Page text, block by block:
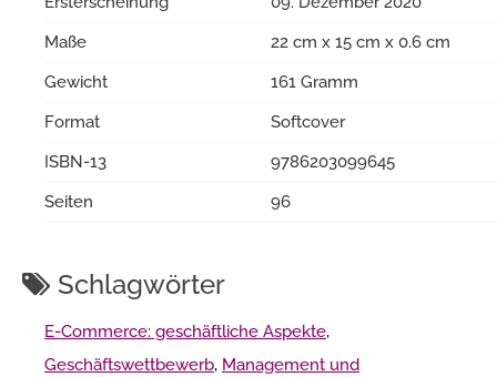
Maße
22 cm x 15 cm x 0.6 cm
Gewicht
161 Gramm
Format
Softcover
ISBN-13
9786203099645
Seiten
96
Schlagwörter
E-Commerce: geschäftliche Aspekte,
Geschäftswettbewerb, Management und